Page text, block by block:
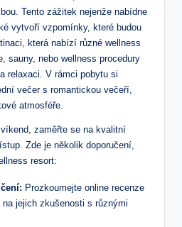
Tento zážitek nejenže nabídne
vytvoří vzpomínky, které budou
která nabízí různé wellness
sauny, nebo wellness procedury
relaxaci. V rámci pobytu si
večer s romantickou večeří,
atmosféře.
zaměřte se na kvalitní
Zde je několik doporučení,
resort:
Prozkoumejte online recenze
jejich zkušenosti s různými